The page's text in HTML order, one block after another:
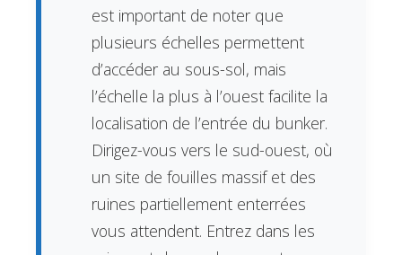
est important de noter que
plusieurs échelles permettent
d’accéder au sous-sol, mais
l’échelle la plus à l’ouest facilite la
localisation de l’entrée du bunker.
Dirigez-vous vers le sud-ouest, où
un site de fouilles massif et des
ruines partiellement enterrées
vous attendent. Entrez dans les